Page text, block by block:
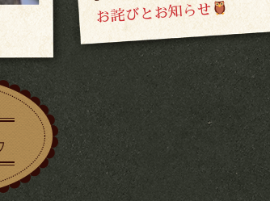
お詫びとお知らせ